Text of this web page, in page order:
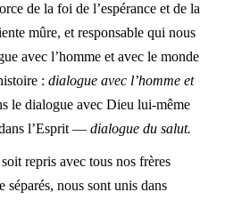
de la foi de l’espérance et de la
mûre, et responsable qui nous
avec l’homme et avec le monde
: dialogue avec l’homme et
le dialogue avec Dieu lui-même
l’Esprit — dialogue du salut.
repris avec tous nos frères
séparés, nous sont unis dans